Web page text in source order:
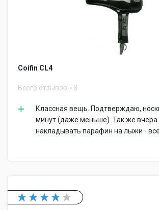
Coifin CL4
Всего отзывов 3
Классная вещь. Подтверждаю,
минут (даже меньше). Так же вчера
накладывать парафин на лыжи - все